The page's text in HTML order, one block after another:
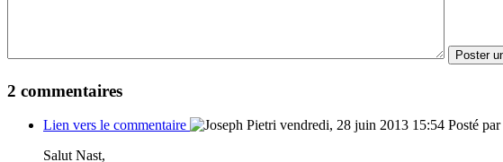
2 commentaires
Lien vers le commentaire vendredi, 28 juin 2013 15:54 Posté par
Salut Nast,